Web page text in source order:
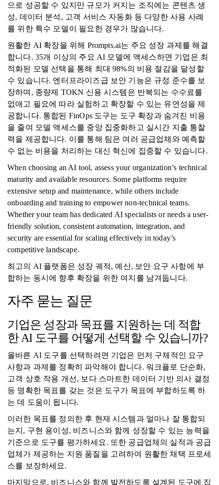
으로 성공할 수 있지만 규모가 커지는 조직에는 콘텐츠 생
성, 데이터 분석, 고객 서비스 자동화 등 다양한 사용 사례
를 위한 특수 모델이 필요한 경우가 많습니다.
원활한 AI 확장을 위해 Prompts.ai는 주요 성장 과제를 해결
합니다. 35개 이상의 주요 AI 모델에 액세스하면 기업은 최
적화된 모델 선택을 통해 최대 98%의 비용 절감을 달성할
수 있습니다. 엔터프라이즈급 보안 기능은 규정 준수를 보
장하며, 종량제 TOKN 신용 시스템은 반복되는 수수료를
없애고 필요에 따라 실험하고 확장할 수 있는 유연성을 제
공합니다. 통합된 FinOps 도구는 도구 확장과 숨겨진 비용
을 줄여 모델 액세스를 중앙 집중화하고 실시간 지출 통찰
력을 제공합니다. 이를 통해 팀은 여러 공급업체와 예측할
수 없는 비용을 처리하는 대신 혁신에 집중할 수 있습니다.
When choosing an AI tool, assess your organization’s technical
maturity and available resources. Some platforms require
extensive setup and maintenance, while others include
onboarding and training to empower non-technical teams.
Whether your team has dedicated AI specialists or needs a user-
friendly solution, consistent automation, integration, and
security are essential for scaling effectively in today’s
competitive landscape.
최고의 AI 플랫폼은 성장 궤적, 예산, 보안 요구 사항에 부
합하는 동시에 향후 확장을 위한 여지를 남겨둡니다.
자주 묻는 질문
기업은 성장과 목표를 지원하는 데 적합
한 AI 도구를 어떻게 선택할 수 있습니까?
올바른 AI 도구를 선택하려면 기업은 먼저 구체적인 요구
사항과 과제를 정확히 파악해야 합니다. 워크플로 단순화,
고객 상호 작용 개선, 보다 스마트한 데이터 기반 의사 결정
등 명확한 목표를 갖는 것은 도구가 목표에 부합하도록 하
는 데 도움이 됩니다.
이러한 목표를 정의한 후 현재 시스템과 얼마나 잘 통합되
는지, 구현 용이성, 비즈니스와 함께 성장할 수 있는 능력을
기준으로 도구를 평가하세요. 또한 공급업체의 실적과 공급
업체가 제공하는 지원 품질을 고려하여 원활한 채택 프로세
스를 보장하세요.
마지막으로, 비즈니스와 함께 발전하도록 설계된 도구에 집